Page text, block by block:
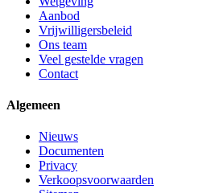
Aanbod
Vrijwilligersbeleid
Ons team
Veel gestelde vragen
Contact
Algemeen
Nieuws
Documenten
Privacy
Verkoopsvoorwaarden